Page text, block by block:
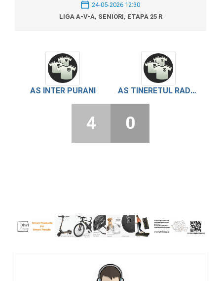
24-05-2026 12:30
LIGA A-V-A, SENIORI, ETAPA 25 R
AS INTER PURANI AS TINERETUL RADOIESTI
4 0